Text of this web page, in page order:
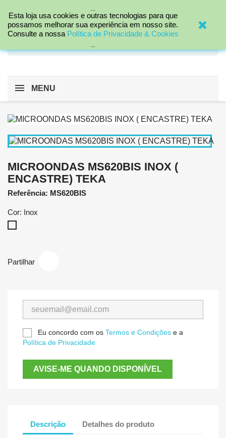

MENU
MICROONDAS MS620BIS INOX (
ENCASTRE) TEKA
Referência: MS620BIS
Cor: Inox
Partilhar
Eu concordo com os Termos e Condições e a
Política de Privacidade
AVISE-ME QUANDO DISPONÍVEL
Descrição Detalhes do produto
Esta loja usa cookies e outras tecnologias para que
possamos melhorar sua experiência em nosso site.
Consulte a nossa Política de Privacidade & Cookies